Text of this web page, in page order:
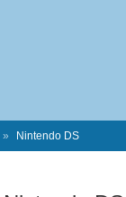
Nintendo DS